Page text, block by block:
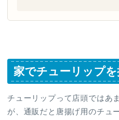
家でチューリップ
チューリップって店頭ではあ
が、通販だと唐揚げ用のチュ